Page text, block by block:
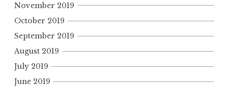
November 2019
October 2019
September 2019
August 2019
July 2019
June 2019